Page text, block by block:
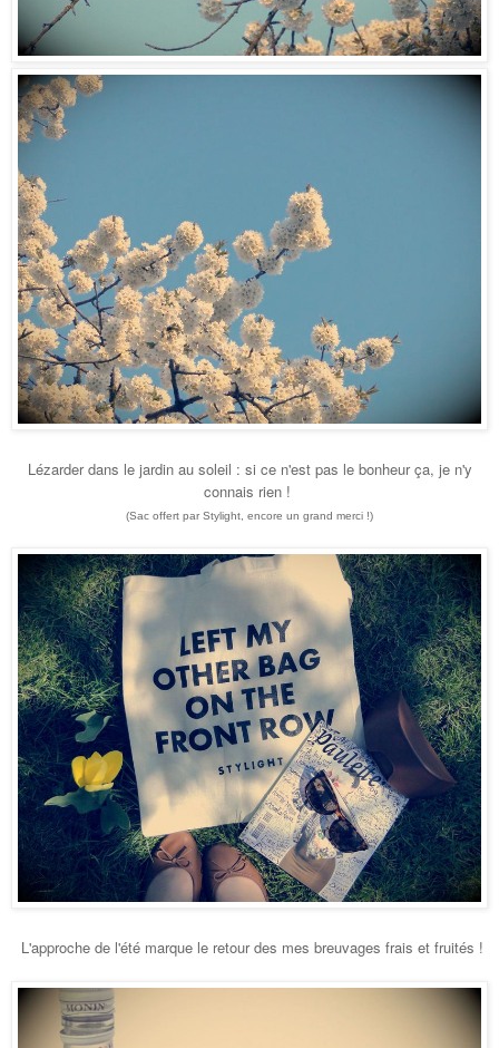
Lézarder dans le jardin au soleil : si ce n'est pas le bonheurça, je n'y
connais rien !
(Sac offert par Stylight, encore un grand merci !)
L'approche de l'été marque le retour des mes breuvages frais et fruités !